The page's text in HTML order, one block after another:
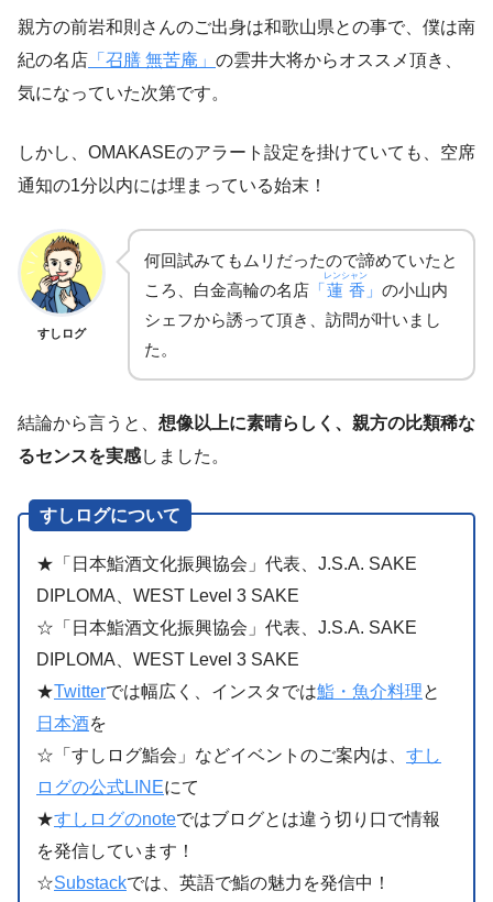
親方の前岩和則さんのご出身は和歌山県との事で、僕は南
紀の名店 「召膳 無苦庵」 の雲井大将からオススメ頂き、
気になっていた次第です。
しかし、OMAKASEのアラート設定を掛けていても、空席
通知の1分以内には埋まっている始末！
すしログ
何回試みてもムリだったので諦めていたと
ころ、白金高輪の名店 「蓮香
レンシャン
」 の小山内
シェフから誘って頂き、訪問が叶いまし
た。
結論から言うと、 想像以上に素晴らしく、親方の比類稀な
るセンスを実感しました。
すしログについて
★「日本鮨酒文化振興協会」代表、J.S.A. SAKE
DIPLOMA、WEST Level 3 SAKE
☆「日本鮨酒文化振興協会」代表、J.S.A. SAKE
DIPLOMA、WEST Level 3 SAKE
★Twitterでは幅広く、インスタでは鮨・魚介料理と
日本酒を
☆「すしログ鮨会」などイベントのご案内は、 すし
ログの公式LINEにて
★すしログのnoteではブログとは違う切り口で情報
を発信しています！
☆Substackでは、英語で鮨の魅力を発信中！